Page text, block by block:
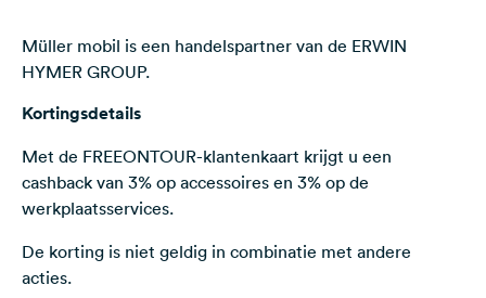
Registreren
Vragen &
Feedback
Taal:
Müller mobil is een handelspartner van de ERWIN
HYMER GROUP.
Kortingsdetails
Met de FREEONTOUR-klantenkaart krijgt u een
cashback van 3% op accessoires en 3% op de
werkplaatsservices.
De korting is niet geldig in combinatie met andere
acties.